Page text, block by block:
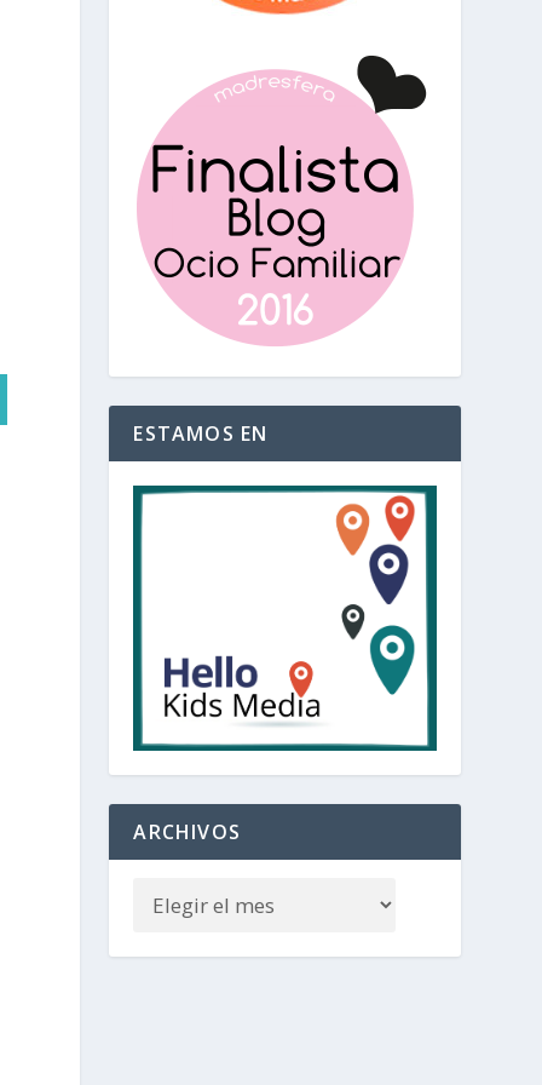
ESTAMOS EN
ARCHIVOS